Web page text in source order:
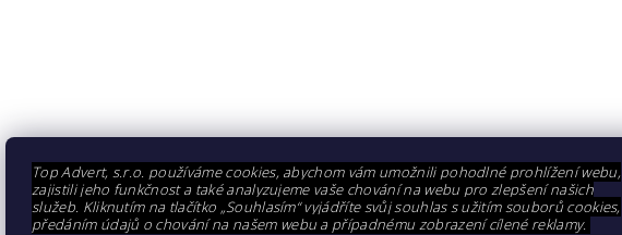
Top Advert, s.r.o. používáme cookies, abychom vám umožnili pohodlné prohlížení webu,
zajistili jeho funkčnost a také analyzujeme vaše chování na webu pro zlepšení našich
služeb. Kliknutím na tlačítko „Souhlasím“ vyjádříte svůj souhlas s užitím souborů cookies,
předáním údajů o chování na našem webu a případnému zobrazení cílené reklamy.